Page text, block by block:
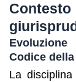
Codice
La